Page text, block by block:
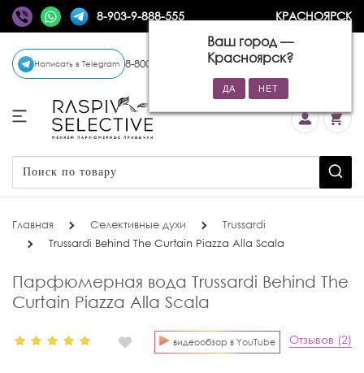
8-903-9-888-555 КРАСНОЯРСК
Ваш город —
Красноярск?
Написать в Telegram 8-800-770-72-34 (бесплатно)
Главная Селективные духи
Trussardi
Trussardi Behind The Curtain Piazza Alla Scala
Парфюмерная вода Trussardi Behind The
Curtain Piazza Alla Scala
Отзывов (2)
видеообзор в YouTube